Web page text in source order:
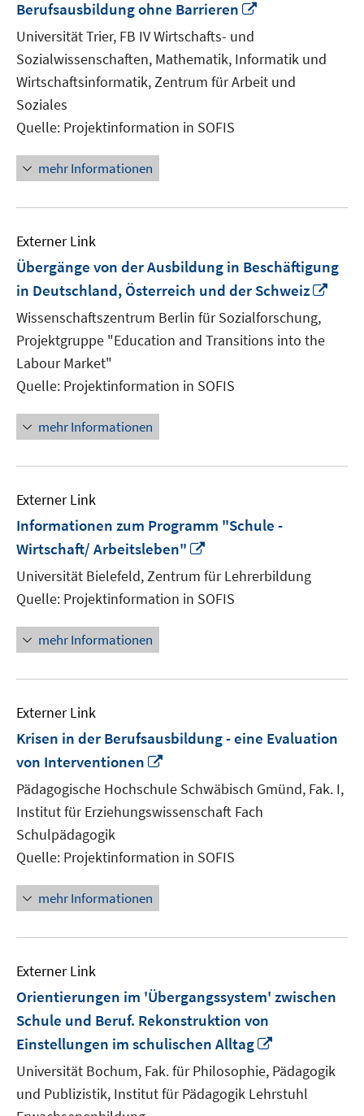
Berufsausbildung ohne Barrieren
öffnen
Universität Trier, FB IV Wirtschafts- und
Sozialwissenschaften, Mathematik, Informatik und
Wirtschaftsinformatik, Zentrum für Arbeit und
Soziales
Quelle: Projektinformation in SOFIS
mehr Informationen
Externer Link
Übergänge von der Ausbildung in Beschäftigung
in Deutschland, Österreich und der Schweiz
Wissenschaftszentrum Berlin für Sozialforschung,
Projektgruppe "Education and Transitions into the
Labour Market"
Quelle: Projektinformation in SOFIS
mehr Informationen
Externer Link
Informationen zum Programm "Schule -
Wirtschaft/ Arbeitsleben"
neuem
Fenster
öffnen
Universität Bielefeld, Zentrum für Lehrerbildung
Quelle: Projektinformation in SOFIS
mehr Informationen
Externer Link
Krisen in der Berufsausbildung - eine Evaluation
von Interventionen
neuem
Fenster
öffnen
Pädagogische Hochschule Schwäbisch Gmünd, Fak. I,
Institut für Erziehungswissenschaft Fach
Schulpädagogik
Quelle: Projektinformation in SOFIS
mehr Informationen
Externer Link
Orientierungen im 'Übergangssystem' zwischen
Schule und Beruf. Rekonstruktion von
Einstellungen im schulischen Alltag
neuem
Fenster
öffnen
Universität Bochum, Fak. für Philosophie, Pädagogik
und Publizistik, Institut für Pädagogik Lehrstuhl